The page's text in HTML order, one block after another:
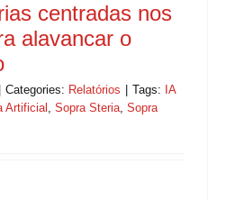
centradas nos
alavancar o
Categories: Relatórios Tags: IA
Artificial , Sopra Steria, Sopra